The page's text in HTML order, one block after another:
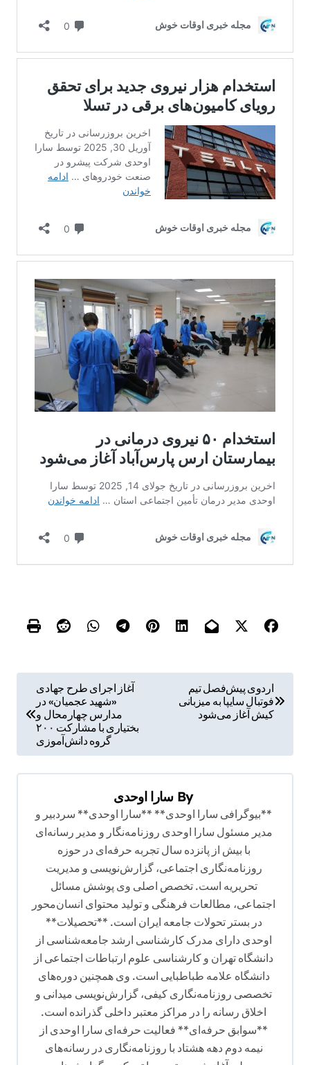
ب
ر
اردوی پیش‌فصل تیم
فوتبال سایپا به میزبانی
کیش آغاز می‌شود
آغاز اجرای طرح جهادی
«شهید عجمیان» در
مدارس چهارمحال و
بختیاری با مشارکت ۲۰۰
گروه دانش‌آموزی
By سارا اوحدی
**بیوگرافی سارا اوحدی** **سارا اوحدی** سردبیر و
مدیر مسئول سارا اوحدی روزنامه‌نگار و مدیر رسانه‌ای
با بیش از پانزده سال تجربه حرفه‌ای در حوزه
روزنامه‌نگاری اجتماعی، گزارش‌نویسی و مدیریت
تحریریه است. تخصص اصلی وی پوشش مسائل
اجتماعی، مطالعات فرهنگی و تولید محتوای انسان‌محور
در بستر تحولات جامعه ایران است. **تحصیلات**
اوحدی دارای مدرک کارشناسی ارشد جامعه‌شناسی از
دانشگاه تهران و کارشناسی علوم ارتباطات اجتماعی از
دانشگاه علامه طباطبایی است. وی همچنین دوره‌های
تخصصی روزنامه‌نگاری کیفی، گزارش‌نویسی میدانی و
اخلاق رسانه را در مراکز معتبر داخلی گذرانده است.
**سوابق حرفه‌ای** فعالیت حرفه‌ای سارا اوحدی از
نیمه دوم دهه هشتاد با روزنامه‌نگاری در رسانه‌های